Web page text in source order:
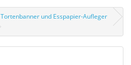
Tortenbanner und Esspapier-Aufleger